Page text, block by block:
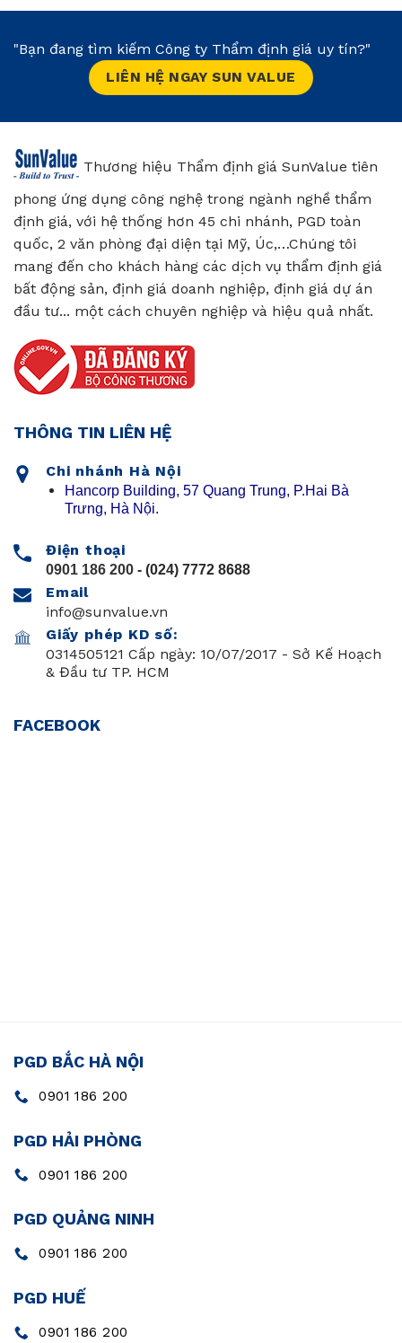
"Bạn đang tìm kiếm Công ty Thẩm định giá uy tín?"
LIÊN HỆ NGAY SUN VALUE
Thương hiệu Thẩm định giá SunValue tiên
phong ứng dụng công nghệ trong ngành nghề thẩm
định giá, với hệ thống hơn 45 chi nhánh, PGD toàn
quốc, 2 văn phòng đại diện tại Mỹ, Úc,…Chúng tôi
mang đến cho khách hàng các dịch vụ thẩm định giá
bất động sản, định giá doanh nghiệp, định giá dự án
đầu tư... một cách chuyên nghiệp và hiệu quả nhất.
THÔNG TIN LIÊN HỆ
Chi nhánh Hà Nội
Hancorp Building, 57 Quang Trung, P.Hai Bà
Trưng, Hà Nội.
Điện thoại
0901 186 200 - (024) 7772 8688
Email
info@sunvalue.vn
Giấy phép KD số:
0314505121 Cấp ngày: 10/07/2017 - Sở Kế Hoạch
& Đầu tư TP. HCM
FACEBOOK
PGD BẮC HÀ NỘI
0901 186 200
PGD HẢI PHÒNG
0901 186 200
PGD QUẢNG NINH
0901 186 200
PGD HUẾ
0901 186 200